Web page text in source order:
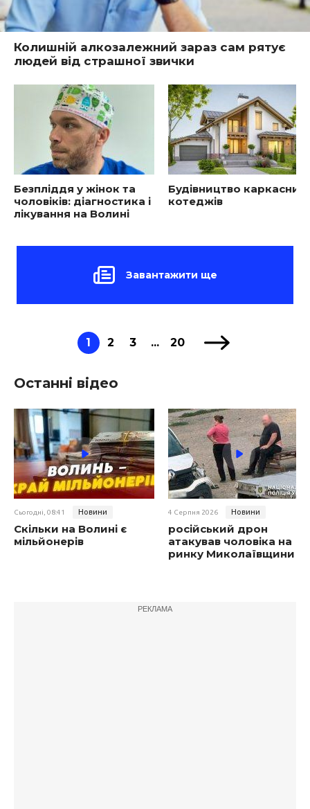
Колишній алкозалежний зараз сам рятує
людей від страшної звички
Безпліддя у жінок та
чоловіків: діагностика і
лікування на Волині
Будівництво каркасних
котеджів
Завантажити ще
1 2 3 ... 20
Останні відео
Сьогодні, 08:41 Новини
Скільки на Волині є
мільйонерів
4 Серпня 2026 Новини
російський дрон
атакував чоловіка на
ринку Миколаївщини
РЕКЛАМА